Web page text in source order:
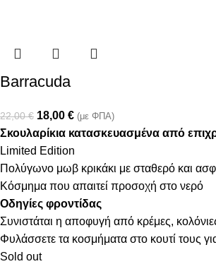
Barracuda
22,00€ 18,00 € (με ΦΠΑ)
Σκουλαρίκια κατασκευασμένα από
Limited Edition
Πολύγωνο μωβ κρικάκι με σταθερό και
Κόσμημα που απαιτεί προσοχή στο νερό
Οδηγίες φροντίδας
Συνιστάται η αποφυγή από κρέμες,
Φυλάσσετε τα κοσμήματα στο κουτί τους
Sold out